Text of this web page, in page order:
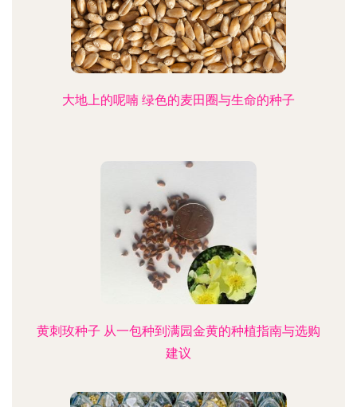
大地上的呢喃 绿色的麦田圈与生命的种子
黄刺玫种子 从一包种到满园金黄的种植指南与选购
建议